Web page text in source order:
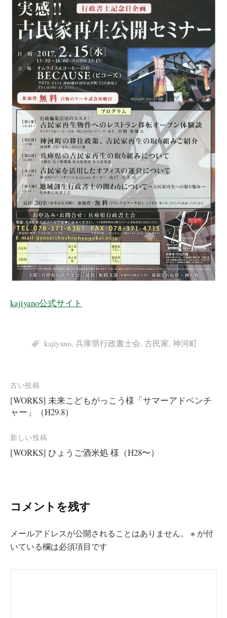
kajiyano公式サイト
kajiyano, 兵庫県行政書士会, 古民家, 神河町
投
稿
ビ
ゲ
ョ
ン
古い投稿
[WORKS] 未来こどもがっこう様「サマーアドベンチ
ャー」（H29.8）
新しい投稿
[WORKS] ひょうご酒米処 様（H28〜）
コメントを残す
メールアドレスが公開されることはありません。 ※ が付
いている欄は必須項目です